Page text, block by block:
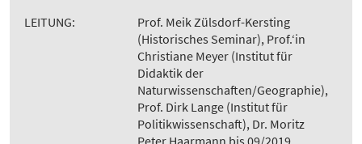
LEITUNG:
Prof. Meik Zülsdorf-Kersting
(Historisches Seminar), Prof.‘in
Christiane Meyer (Institut für
Didaktik der
Naturwissenschaften/Geographie),
Prof. Dirk Lange (Institut für
Politikwissenschaft), Dr. Moritz
Peter Haarmann bis 09/2019